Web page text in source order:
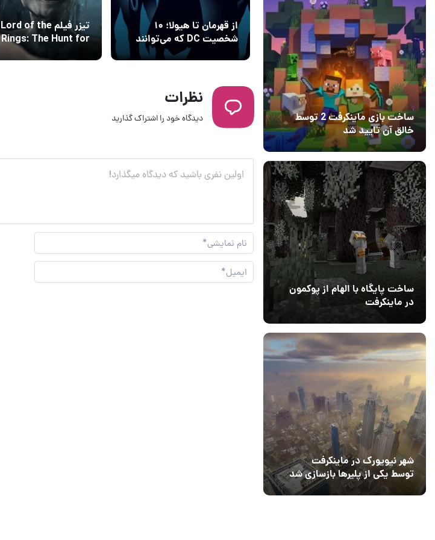
ساخت بازی ماینکرفت 2 توسط
خالق آن تایید شد
۱
04 آبان 1403
ساخت پایگاه با الهام از پوکمون
در ماینکرفت
شهر نیویورک در ماینکرفت
توسط یکی از پلیرها بازسازی شد
از قهرمان تا هیولا؛ ۱۰
شخصیت DC که می‌توانند
به شرورهای اصلی تبدیل
تیزر فیلم Lord of the
Rings: The Hunt for
نظرات
دیدگاه خود را اشتراک گذارید
نام
نمایشی*
ایمیل*